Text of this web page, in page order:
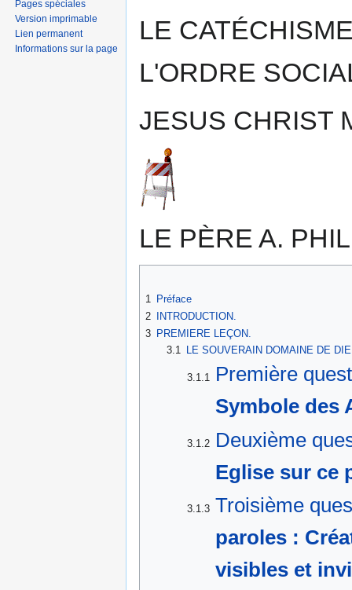
navigation
recherche
LE
L'ORDRE
JESUS CHRIST
LE PÈRE A.
1
Préface
2
INTRODUCTION.
3 PREMIERE LEÇON.
3.1
LE SOUVERAIN DOMAINE DE
3.1.1 Première
Symbole des
3.1.2 Deuxième
Eglise sur ce
3.1.3 Troisième
paroles :
visibles et
Pages spéciales
Version imprimable
Lien permanent
Informations sur la page